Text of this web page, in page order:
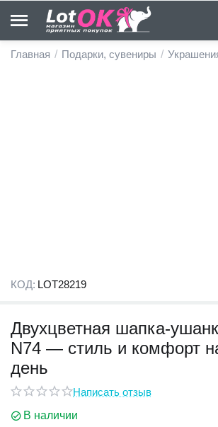
Главная / Подарки, сувениры /
КОД: LOT28219
Двухцветная шапка-
N74 — стиль и комфорт
день
Написать отзыв
В наличии